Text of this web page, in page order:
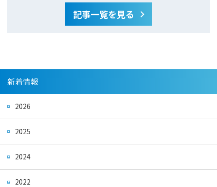
記事一覧を見る
新着情報
2026
2025
2024
2022